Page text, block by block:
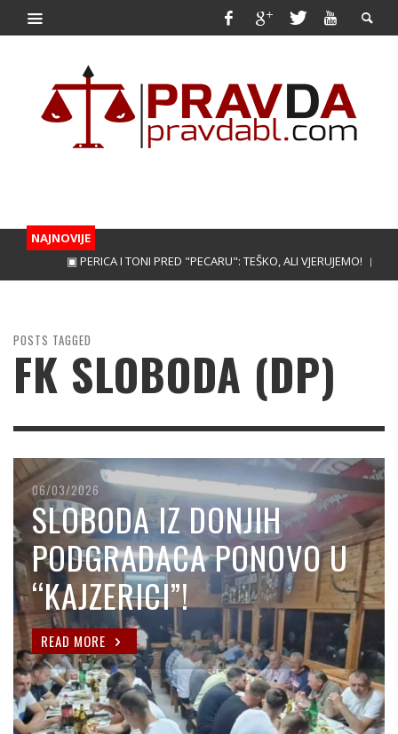
NAJNOVIJE
▣ PERICA I TONI PRED "PECARU": TEŠKO, ALI VJERUJEMO! ▣ TREBINJAC
POSTS TAGGED
FK SLOBODA (DP)
06/03/2026
SLOBODA IZ DONJIH
PODGRADACA PONOVO U
“KAJZERICI”!
READ MORE